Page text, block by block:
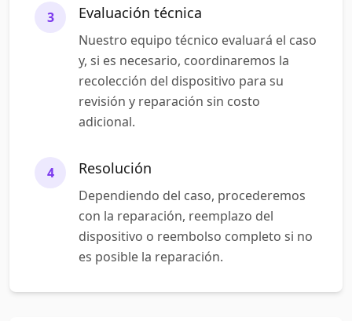
3 Evaluación técnica
Nuestro equipo técnico evaluará el caso
y, si es necesario, coordinaremos la
recolección del dispositivo para su
revisión y reparación sin costo
adicional.
4 Resolución
Dependiendo del caso, procederemos
con la reparación, reemplazo del
dispositivo o reembolso completo si no
es posible la reparación.